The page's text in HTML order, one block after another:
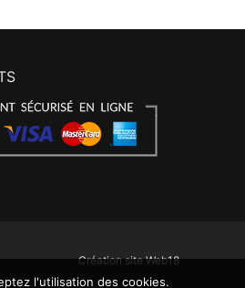
Création site Web18
l'utilisation des cookies.